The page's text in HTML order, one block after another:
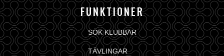
FUNKTIONER
SÖK KLUBBAR
TÄVLINGAR